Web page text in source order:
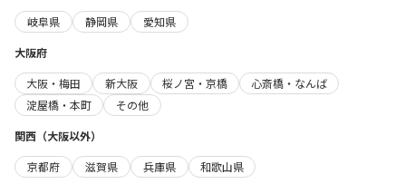
岐阜県
静岡県
愛知県
大阪府
大阪・梅田
新大阪 桜ノ宮・京橋
心斎橋・なんば
淀屋橋・本町
その他
関西（大阪以外）
京都府
滋賀県 兵庫県
和歌山県